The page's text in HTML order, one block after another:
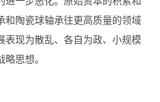
和陶瓷球轴承往更高质量的领域
表现为散乱、各自为政、小规模
思想。